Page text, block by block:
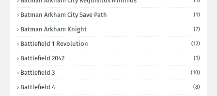
Batman Arkham City Save Path (1)
Batman Arkham Knight (7)
Battlefield 1 Revolution (12)
Battlefield 2042 (1)
Battlefield 3 (10)
Battlefield 4 (8)